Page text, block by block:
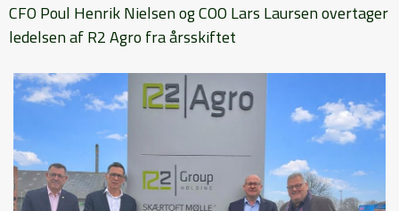
CFO Poul Henrik Nielsen og COO Lars Laursen overtager
ledelsen af R2 Agro fra årsskiftet